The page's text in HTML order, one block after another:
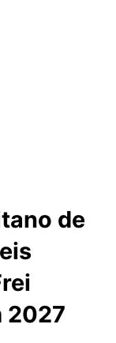
de
2027